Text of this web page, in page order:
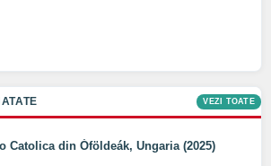
VEZI TOATE
Catolica din Óföldeák, Ungaria (2025)